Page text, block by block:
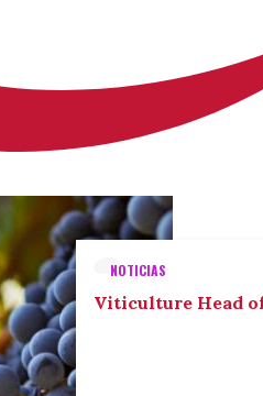
NOTICIAS
Viticulture Head